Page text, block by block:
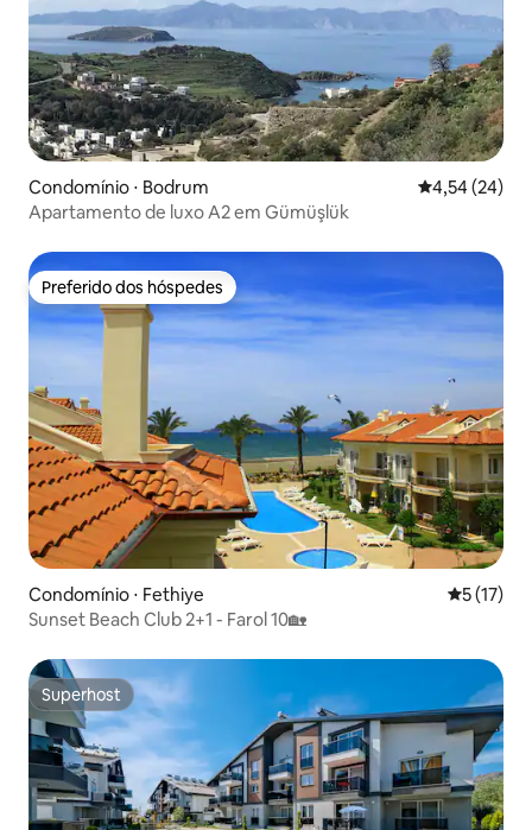
Condomínio ⋅ Bodrum 4,54 de uma
4,54 (24)
Apartamento de luxo A2 em Gümüşlük
Preferido dos hóspedes
Preferido dos hóspedes
Condomínio ⋅ Fethiye 5 de uma
5 (17)
Sunset Beach Club 2+1 - Farol 10🏡
Superhost
Superhost